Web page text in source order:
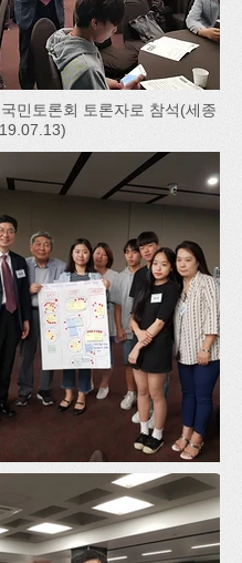
민토론회 토론자로 참석(세종